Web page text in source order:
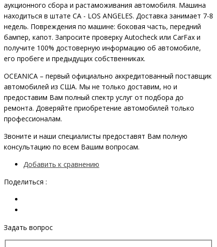
аукционного сбора и растаможивания автомобиля. Машина
находиться в штате CA - LOS ANGELES. Доставка занимает 7-8
недель. Повреждения по машине: боковая часть, передний
бампер, капот. Запросите проверку Autocheck или CarFax и
получите 100% достоверную информацию об автомобиле,
его пробеге и предыдущих собственниках.
OCEANIСA – первый официально аккредитованный поставщик
автомобилей из США. Мы не только доставим, но и
предоставим Вам полный спектр услуг от подбора до
ремонта. Доверяйте приобретение автомобилей только
профессионалам.
Звоните и наши специалисты предоставят Вам полную
консультацию по всем Вашим вопросам.
Добавить к сравнению
Поделиться :
Задать вопрос